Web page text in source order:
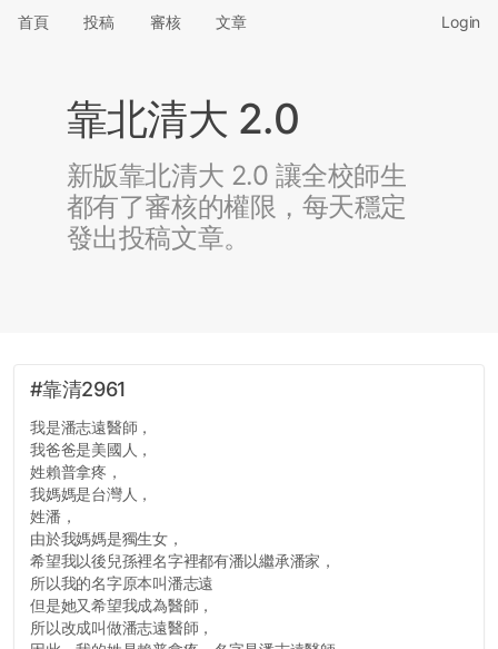
首頁 投稿 審核 文章 Login
靠北清大 2.0
新版靠北清大 2.0 讓全校師生
都有了審核的權限，每天穩定
發出投稿文章。
#靠清2961
我是潘志遠醫師，
我爸爸是美國人，
姓賴普拿疼，
我媽媽是台灣人，
姓潘，
由於我媽媽是獨生女，
希望我以後兒孫裡名字裡都有潘以繼承潘家，
所以我的名字原本叫潘志遠
但是她又希望我成為醫師，
所以改成叫做潘志遠醫師，